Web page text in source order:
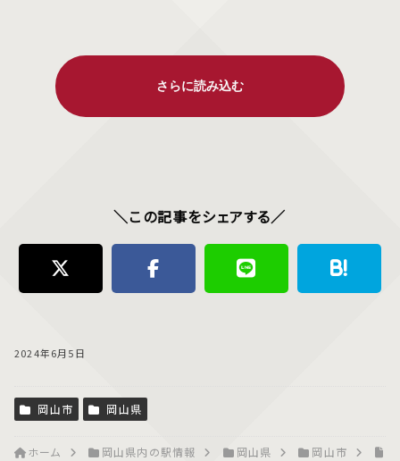
＼この記事をシェアする／
2024年6月5日
岡山市 岡山県
ホーム 岡山県内の駅情報 岡山県 岡山市